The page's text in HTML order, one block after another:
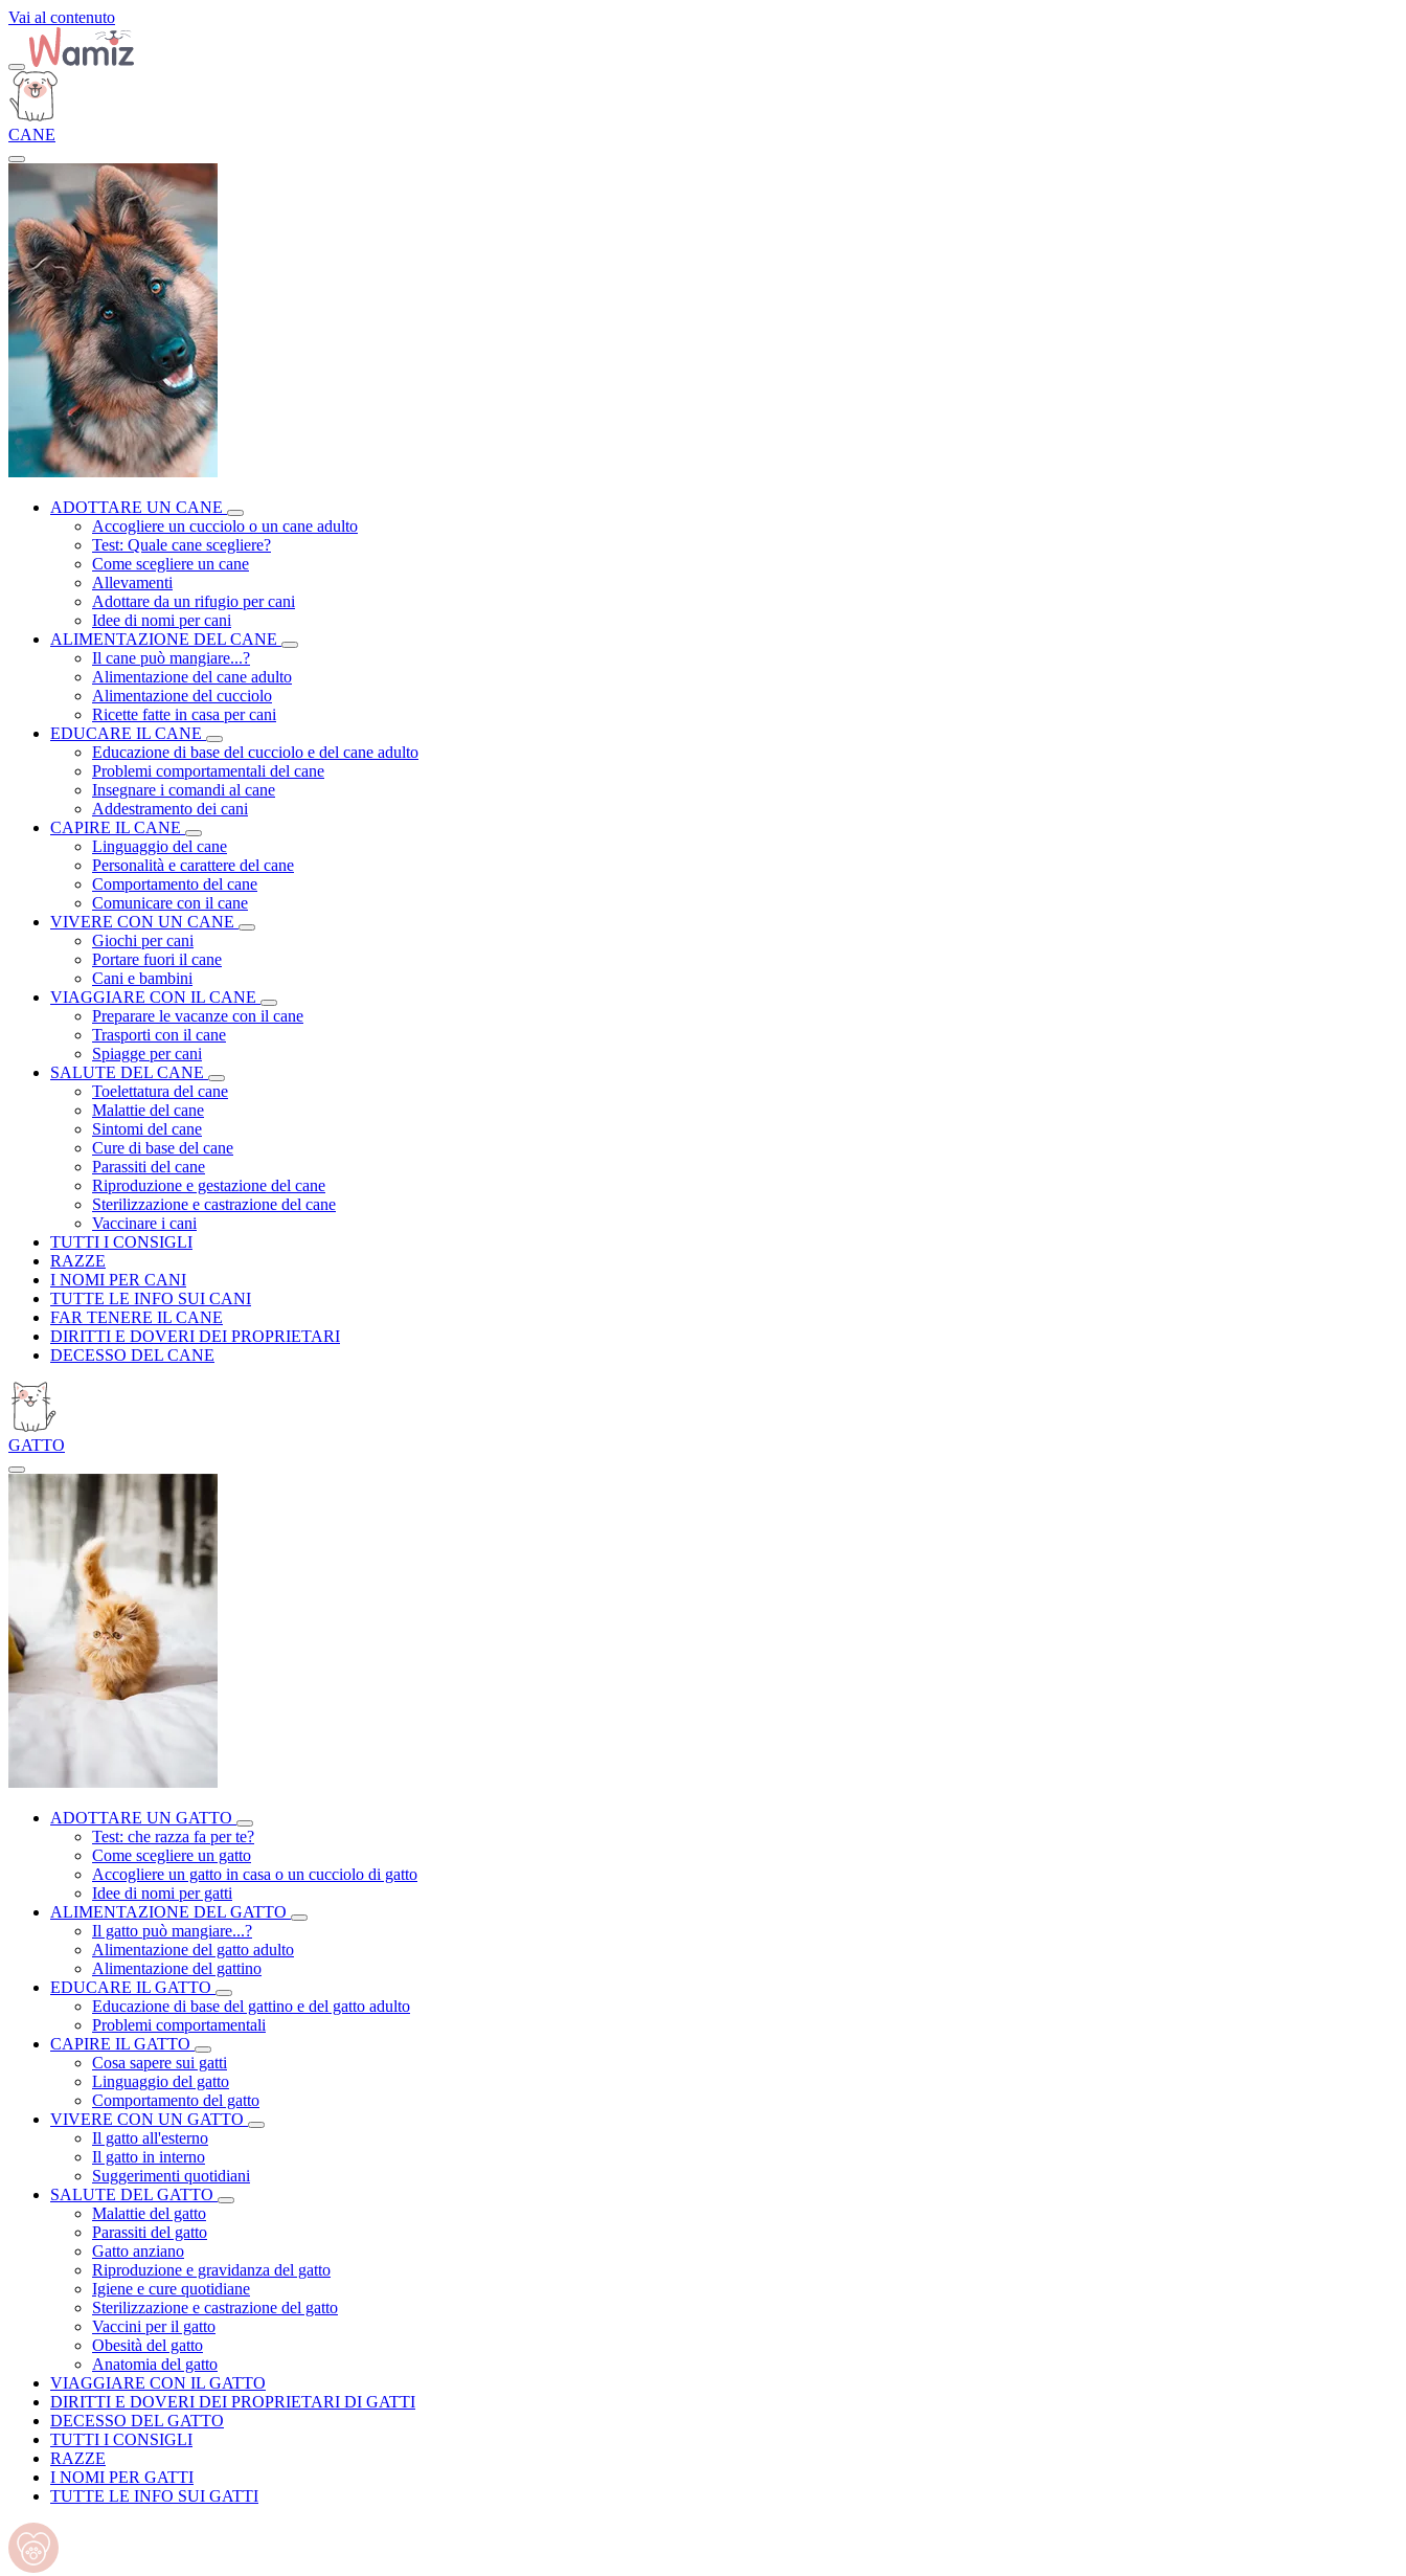
Vai al contenuto
CANE
ADOTTARE UN CANE
Accogliere un cucciolo o un cane adulto
Test: Quale cane scegliere?
Come scegliere un cane
Allevamenti
Adottare da un rifugio per cani
Idee di nomi per cani
ALIMENTAZIONE DEL CANE
Il cane può mangiare...?
Alimentazione del cane adulto
Alimentazione del cucciolo
Ricette fatte in casa per cani
EDUCARE IL CANE
Educazione di base del cucciolo e del cane adulto
Problemi comportamentali del cane
Insegnare i comandi al cane
Addestramento dei cani
CAPIRE IL CANE
Linguaggio del cane
Personalità e carattere del cane
Comportamento del cane
Comunicare con il cane
VIVERE CON UN CANE
Giochi per cani
Portare fuori il cane
Cani e bambini
VIAGGIARE CON IL CANE
Preparare le vacanze con il cane
Trasporti con il cane
Spiagge per cani
SALUTE DEL CANE
Toelettatura del cane
Malattie del cane
Sintomi del cane
Cure di base del cane
Parassiti del cane
Riproduzione e gestazione del cane
Sterilizzazione e castrazione del cane
Vaccinare i cani
TUTTI I CONSIGLI
RAZZE
I NOMI PER CANI
TUTTE LE INFO SUI CANI
FAR TENERE IL CANE
DIRITTI E DOVERI DEI PROPRIETARI
DECESSO DEL CANE
GATTO
ADOTTARE UN GATTO
Test: che razza fa per te?
Come scegliere un gatto
Accogliere un gatto in casa o un cucciolo di gatto
Idee di nomi per gatti
ALIMENTAZIONE DEL GATTO
Il gatto può mangiare...?
Alimentazione del gatto adulto
Alimentazione del gattino
EDUCARE IL GATTO
Educazione di base del gattino e del gatto adulto
Problemi comportamentali
CAPIRE IL GATTO
Cosa sapere sui gatti
Linguaggio del gatto
Comportamento del gatto
VIVERE CON UN GATTO
Il gatto all'esterno
Il gatto in interno
Suggerimenti quotidiani
SALUTE DEL GATTO
Malattie del gatto
Parassiti del gatto
Gatto anziano
Riproduzione e gravidanza del gatto
Igiene e cure quotidiane
Sterilizzazione e castrazione del gatto
Vaccini per il gatto
Obesità del gatto
Anatomia del gatto
VIAGGIARE CON IL GATTO
DIRITTI E DOVERI DEI PROPRIETARI DI GATTI
DECESSO DEL GATTO
TUTTI I CONSIGLI
RAZZE
I NOMI PER GATTI
TUTTE LE INFO SUI GATTI